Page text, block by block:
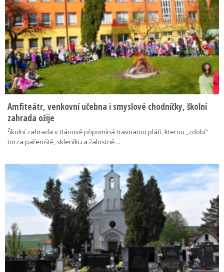
Amfiteátr, venkovní učebna i smyslové chodníčky, školní
zahrada ožije
Školní zahrada v Bánově připomíná travnatou pláň, kterou „zdobí“
torza pařeniště, skleníku a žalostně…